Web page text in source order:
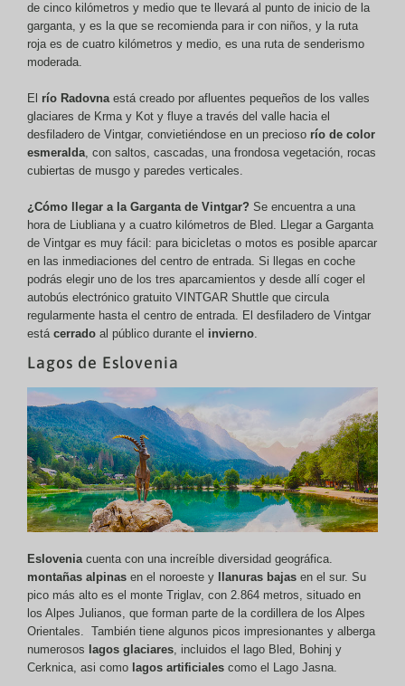
de cinco kilómetros y medio que te llevará al punto de inicio de la
garganta, y es la que se recomienda para ir con niños, y la ruta
roja es de cuatro kilómetros y medio, es una ruta de senderismo
moderada.
El río Radovna está creado por afluentes pequeños de los valles
glaciares de Krma y Kot y fluye a través del valle hacia el
desfiladero de Vintgar, convietiéndose en un precioso río de color
esmeralda, con saltos, cascadas, una frondosa vegetación, rocas
cubiertas de musgo y paredes verticales.
¿Cómo llegar a la Garganta de Vintgar? Se encuentra a una
hora de Liubliana y a cuatro kilómetros de Bled. Llegar a Garganta
de Vintgar es muy fácil: para bicicletas o motos es posible aparcar
en las inmediaciones del centro de entrada. Si llegas en coche
podrás elegir uno de los tres aparcamientos y desde allí coger el
autobús electrónico gratuito VINTGAR Shuttle que circula
regularmente hasta el centro de entrada. El desfiladero de Vintgar
está cerrado al público durante el invierno.
Lagos de Eslovenia
Eslovenia cuenta con una increíble diversidad geográfica.
montañas alpinas en el noroeste y llanuras bajas en el sur. Su
pico más alto es el monte Triglav, con 2.864 metros, situado en
los Alpes Julianos, que forman parte de la cordillera de los Alpes
Orientales. También tiene algunos picos impresionantes y alberga
numerosos lagos glaciares, incluidos el lago Bled, Bohinj y
Cerknica, asi como lagos artificiales como el Lago Jasna.